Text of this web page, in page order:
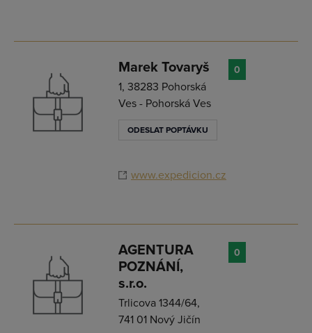
Marek Tovaryš
1, 38283 Pohorská
Ves - Pohorská Ves
ODESLAT POPTÁVKU
www.expedicion.cz
0
AGENTURA
POZNÁNÍ,
s.r.o.
Trlicova 1344/64,
741 01 Nový Jičín
0